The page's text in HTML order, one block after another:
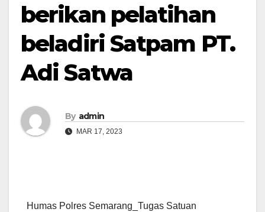
berikan pelatihan
beladiri Satpam PT.
Adi Satwa
By admin
MAR 17, 2023
Humas Polres Semarang_Tugas Satuan